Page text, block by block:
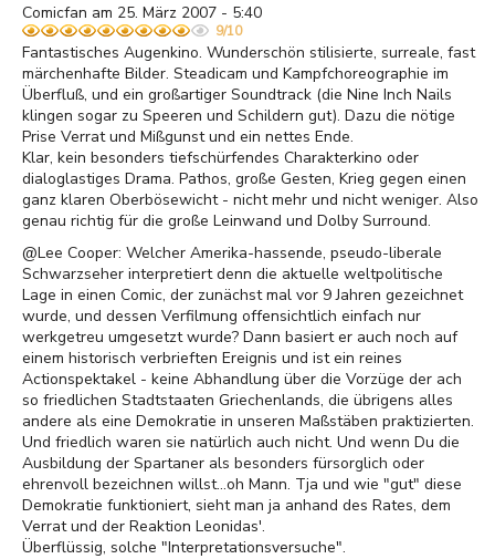
Comicfan am 25. März 2007 - 5:40
9/10
Fantastisches Augenkino. Wunderschön stilisierte, surreale, fast
märchenhafte Bilder. Steadicam und Kampfchoreographie im
Überfluß, und ein großartiger Soundtrack (die Nine Inch Nails
klingen sogar zu Speeren und Schildern gut). Dazu die nötige
Prise Verrat und Mißgunst und ein nettes Ende.
Klar, kein besonders tiefschürfendes Charakterkino oder
dialoglastiges Drama. Pathos, große Gesten, Krieg gegen einen
ganz klaren Oberbösewicht - nicht mehr und nicht weniger. Also
genau richtig für die große Leinwand und Dolby Surround.
@Lee Cooper: Welcher Amerika-hassende, pseudo-liberale
Schwarzseher interpretiert denn die aktuelle weltpolitische
Lage in einen Comic, der zunächst mal vor 9 Jahren gezeichnet
wurde, und dessen Verfilmung offensichtlich einfach nur
werkgetreu umgesetzt wurde? Dann basiert er auch noch auf
einem historisch verbrieften Ereignis und ist ein reines
Actionspektakel - keine Abhandlung über die Vorzüge der ach
so friedlichen Stadtstaaten Griechenlands, die übrigens alles
andere als eine Demokratie in unseren Maßstäben praktizierten.
Und friedlich waren sie natürlich auch nicht. Und wenn Du die
Ausbildung der Spartaner als besonders fürsorglich oder
ehrenvoll bezeichnen willst...oh Mann. Tja und wie "gut" diese
Demokratie funktioniert, sieht man ja anhand des Rates, dem
Verrat und der Reaktion Leonidas'.
Überflüssig, solche "Interpretationsversuche".